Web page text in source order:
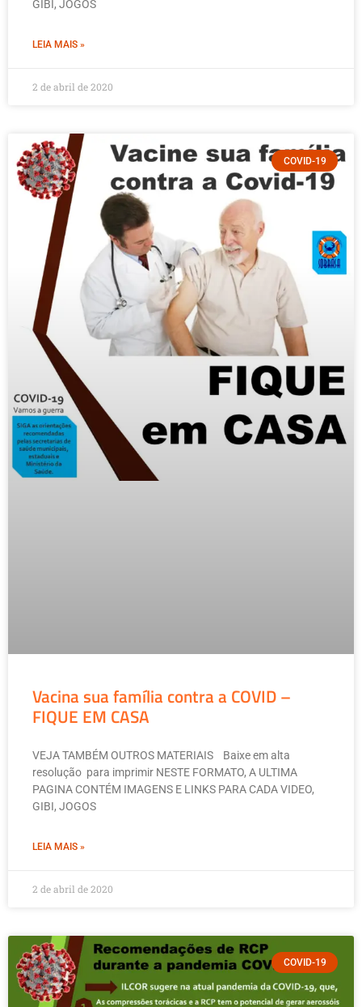
GIBI, JOGOS
LEIA MAIS »
2 de abril de 2020
COVID-19
Vacina sua família contra a COVID –
FIQUE EM CASA
VEJA TAMBÉM OUTROS MATERIAIS Baixe em alta
resolução para imprimir NESTE FORMATO, A ULTIMA
PAGINA CONTÉM IMAGENS E LINKS PARA CADA VIDEO,
GIBI, JOGOS
LEIA MAIS »
2 de abril de 2020
COVID-19